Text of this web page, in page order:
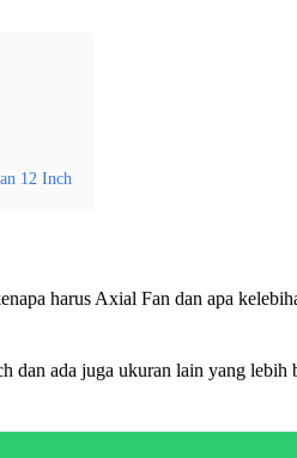
12 Inch
harus Axial Fan dan apa
dan ada juga ukuran lain yang